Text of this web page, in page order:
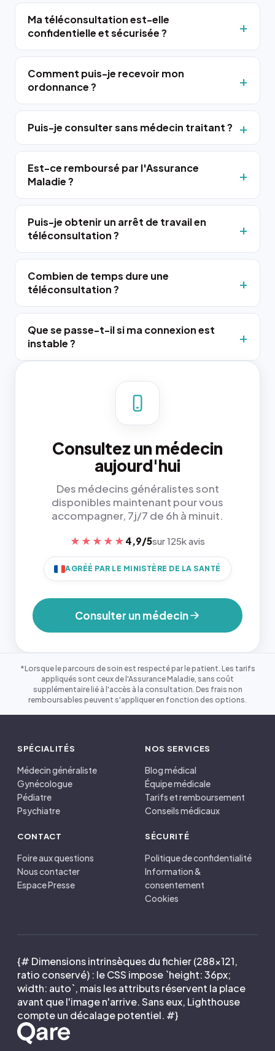
Ma téléconsultation est-elle
confidentielle et sécurisée ?
Comment puis-je recevoir mon
ordonnance ?
Puis-je consulter sans médecin traitant ?
Est-ce remboursé par l'Assurance
Maladie ?
Puis-je obtenir un arrêt de travail en
téléconsultation ?
Combien de temps dure une
téléconsultation ?
Que se passe-t-il si ma connexion est
instable ?
Consultez un médecin
aujourd'hui
Des médecins généralistes sont
disponibles maintenant pour vous
accompagner, 7j/7 de 6h à minuit.
★★★★★ 4,9/5sur 125k avis
AGRÉÉ PAR LE MINISTÈRE DE LA SANTÉ
Consulter un médecin
*Lorsque le parcours de soin est respecté par le patient. Les tarifs
appliqués sont ceux de l'Assurance Maladie, sans coût
supplémentaire lié à l'accès à la consultation. Des frais non
remboursables peuvent s'appliquer en fonction des options.
SPÉCIALITÉS
Médecin généraliste
Gynécologue
Pédiatre
Psychiatre
NOS SERVICES
Blog médical
Équipe médicale
Tarifs et remboursement
Conseils médicaux
CONTACT
Foire aux questions
Nous contacter
Espace Presse
SÉCURITÉ
Politique de confidentialité
Information &
consentement
Cookies
{# Dimensions intrinsèques du fichier (288×121,
ratio conservé) : le CSS impose `height: 36px;
width: auto`, mais les attributs réservent la place
avant que l'image n'arrive. Sans eux, Lighthouse
compte un décalage potentiel. #}